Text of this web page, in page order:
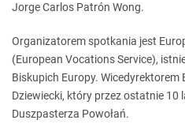
Jorge Carlos Patrón Wong.
Organizatorem spotkania jest
(European Vocations Service),
Biskupich Europy. Wicedyrektorem
Dziewiecki, który przez ostatnie 10
Duszpasterza Powołań.